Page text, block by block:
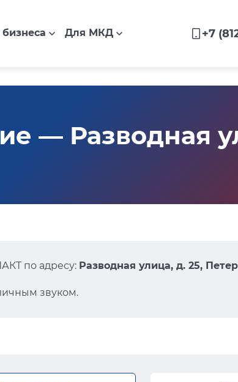
Для МКД +7
— Разводная
по адресу: Разводная улица, д. 25,
звуком.